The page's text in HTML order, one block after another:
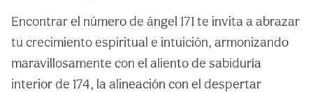
Encontrar el número de ángel 171 te invita a abrazar
tu crecimiento espiritual e intuición, armonizando
maravillosamente con el aliento de sabiduría
interior de 174, la alineación con el despertar